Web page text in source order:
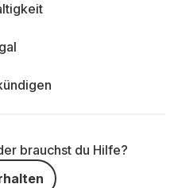
brauchst du Hilfe?